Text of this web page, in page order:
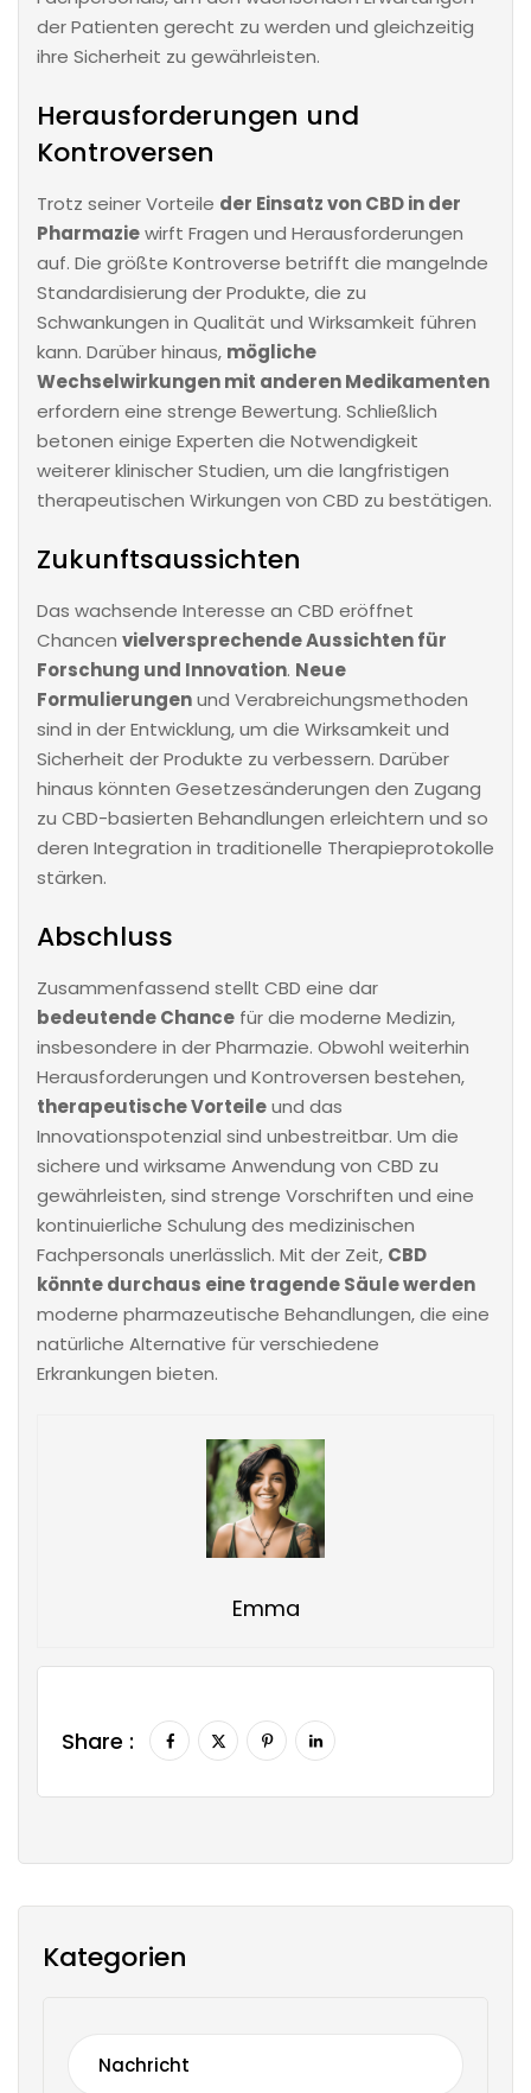
der Patienten gerecht zu werden und gleichzeitig
ihre Sicherheit zu gewährleisten.
Herausforderungen und
Kontroversen
Trotz seiner Vorteile der Einsatz von CBD in der
Pharmaziewirft Fragen und Herausforderungen
auf. Die größte Kontroverse betrifft die mangelnde
Standardisierung der Produkte, die zu
Schwankungen in Qualität und Wirksamkeit führen
kann. Darüber hinaus, mögliche
Wechselwirkungen mit anderen Medikamenten
erfordern eine strenge Bewertung. Schließlich
betonen einige Experten die Notwendigkeit
weiterer klinischer Studien, um die langfristigen
therapeutischen Wirkungen von CBD zu bestätigen.
Zukunftsaussichten
Das wachsende Interesse an CBD eröffnet
Chancen vielversprechende Aussichten für
Forschung und Innovation. Neue
Formulierungenund Verabreichungsmethoden
sind in der Entwicklung, um die Wirksamkeit und
Sicherheit der Produkte zu verbessern. Darüber
hinaus könnten Gesetzesänderungen den Zugang
zu CBD-basierten Behandlungen erleichtern und so
deren Integration in traditionelle Therapieprotokolle
stärken.
Abschluss
Zusammenfassend stellt CBD eine dar
bedeutende Chance für die moderne Medizin,
insbesondere in der Pharmazie. Obwohl weiterhin
Herausforderungen und Kontroversen bestehen,
therapeutische Vorteileund das
Innovationspotenzial sind unbestreitbar. Um die
sichere und wirksame Anwendung von CBD zu
gewährleisten, sind strenge Vorschriften und eine
kontinuierliche Schulung des medizinischen
Fachpersonals unerlässlich. Mit der Zeit, CBD
könnte durchaus eine tragende Säule werden
moderne pharmazeutische Behandlungen, die eine
natürliche Alternative für verschiedene
Erkrankungen bieten.
Emma
Share :
Kategorien
Nachricht